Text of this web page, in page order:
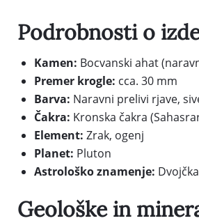
Podrobnosti o
Kamen: Bocvanski ahat
Premer krogle: cca. 30 mm
Barva: Naravni prelivi rjave,
Čakra: Kronska čakra
Element: Zrak, ogenj
Planet: Pluton
Astrološko znamenje:
Geološke in